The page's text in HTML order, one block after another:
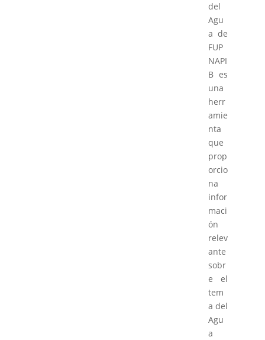
del
Agu
a de
FUP
NAPI
B es
una
herr
amie
nta
que
prop
orcio
na
infor
maci
ón
relev
ante
sobr
e el
tem
a del
Agu
a